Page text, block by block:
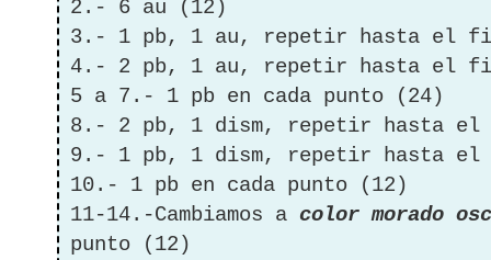
2.- 6 au (12)
3.- 1 pb, 1 au, repetir hasta el
4.- 2 pb, 1 au, repetir hasta el
5 a 7.- 1 pb en cada punto (24)
8.- 2 pb, 1 dism, repetir hasta
9.- 1 pb, 1 dism, repetir hasta
10.- 1 pb en cada punto (12)
11-14.-Cambiamos a color morado
punto (12)